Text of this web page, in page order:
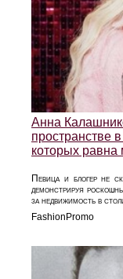
Анна
пространстве
которых равна
Певица и блогер не
демонстрируя
за недвижимость в
FashionPromo